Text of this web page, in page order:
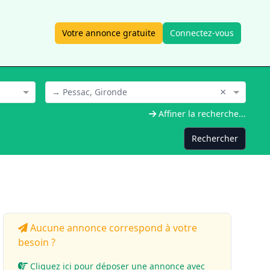
Votre annonce gratuite Connectez-vous
→ Pessac, Gironde ×
Affiner la recherche...
Rechercher
Aucune annonce correspond à votre
besoin ?
Cliquez ici pour déposer une annonce avec